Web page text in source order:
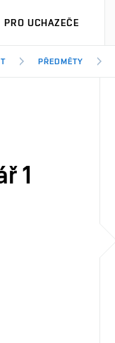
PRO UCHAZEČE
PŘEDMĚTY
1